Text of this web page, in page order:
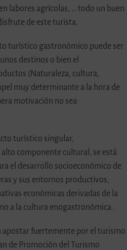
labores agrícolas, … todo un buen
de este turista.
turístico gastronómico puede ser
destinos o bien el
(Naturaleza, cultura,
muy determinante a la hora de
motivación no sea
turístico singular,
componente cultural, se está
el desarrollo socioeconómico de
y sus entornos productivos,
económicas derivadas de la
a la cultura enogastronómica .
apostar fuertemente por el turismo
de Promoción del Turismo